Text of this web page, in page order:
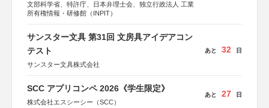
文部科学省、特許庁、日本弁理士会、独立行政法人 工業
所有権情報・研修館（INPIT）
サンスター文具 第31回 文房具アイデアコン
テスト
サンスター文具株式会社
あと 32 日
SCC アプリコンペ 2026《学生限定》
株式会社エスシーシー（SCC）
あと 27 日